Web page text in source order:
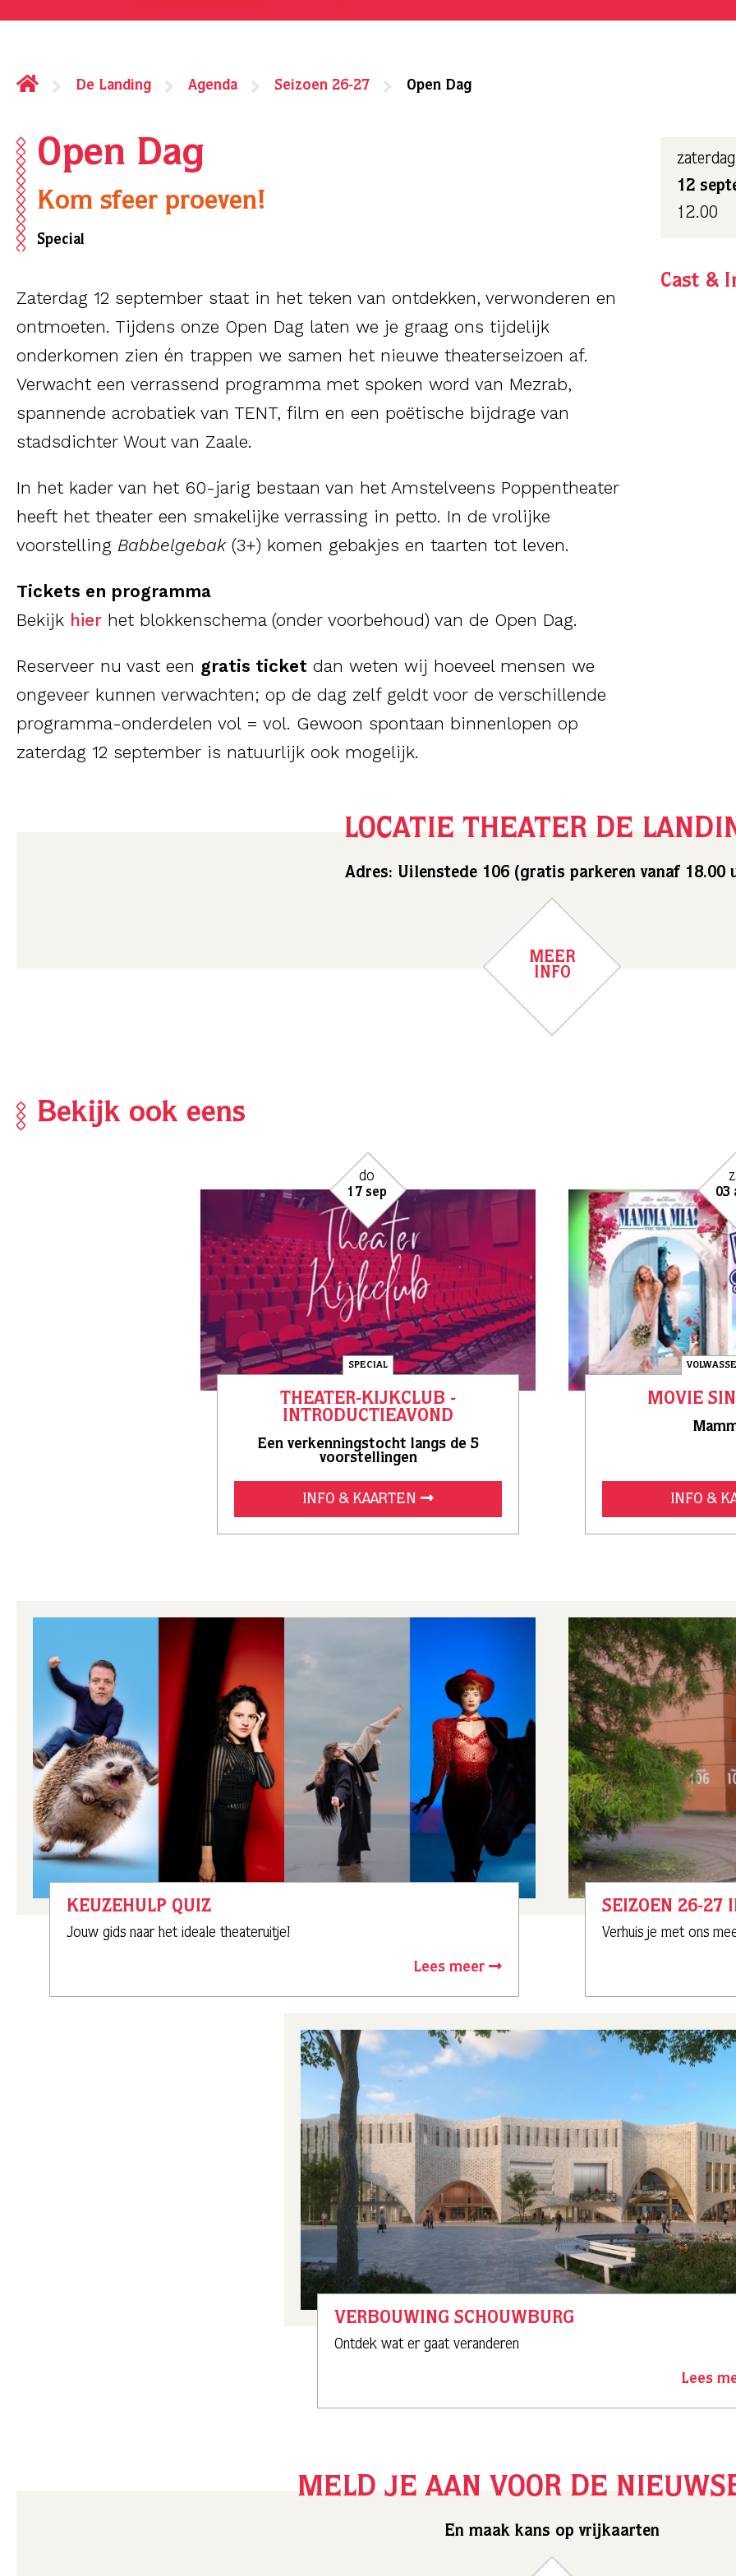
De Landing Agenda Seizoen 26-27 Open Dag
Open Dag
Kom sfeer proeven!
Special
Zaterdag 12 september staat in het teken van ontdekken, verwonderen en
ontmoeten. Tijdens onze Open Dag laten we je graag ons tijdelijk
onderkomen zien én trappen we samen het nieuwe theaterseizoen af.
Verwacht een verrassend programma met spoken word van Mezrab,
spannende acrobatiek van TENT, film en een poëtische bijdrage van
stadsdichter Wout van Zaale.
In het kader van het 60-jarig bestaan van het Amstelveens Poppentheater
heeft het theater een smakelijke verrassing in petto. In de vrolijke
voorstelling Babbelgebak(3+) komen gebakjes en taarten tot leven.
Tickets en programma
Bekijk hier het blokkenschema (onder voorbehoud) van de Open Dag.
Reserveer nu vast een gratis ticket dan weten wij hoeveel mensen we
ongeveer kunnen verwachten; op de dag zelf geldt voor de verschillende
programma-onderdelen vol = vol. Gewoon spontaan binnenlopen op
zaterdag 12 september is natuurlijk ook mogelijk.
zaterdag
12
12.00
Cast &
LOCATIE THEATER DE
Adres: Uilenstede 106 (gratis parkeren vanaf 18.00
MEER
INFO
Bekijk ook eens
do
17 sep
SPECIAL
THEATER-KIJKCLUB -
INTRODUCTIEAVOND
Een verkenningstocht langs de 5
voorstellingen
INFO & KAARTEN
03
MOVIE
INFO &
KEUZEHULP QUIZ
Jouw gids naar het ideale theateruitje!
Lees meer
SEIZOEN 26-27
Verhuis je met ons
VERBOUWING SCHOUWBURG
Ontdek wat er gaat veranderen
Lees
MELD JE AAN VOOR DE
En maak kans op vrijkaarten